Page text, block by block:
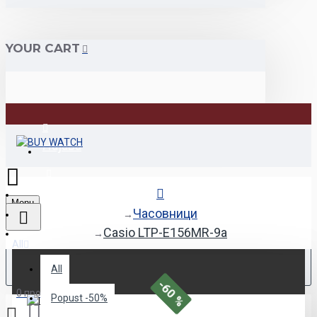
YOUR CART
Најава
Menu
All
All
Popust -50%
0 продукт(и) - 0den
Часовници
Casio LTP-E156MR-9a
-60 %